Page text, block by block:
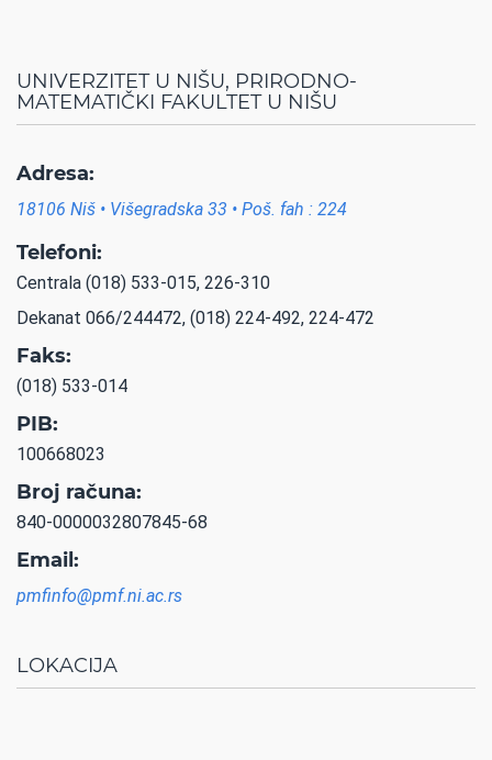
UNIVERZITET U NIŠU, PRIRODNO-
MATEMATIČKI FAKULTET U NIŠU
Adresa:
18106 Niš • Višegradska 33 • Poš. fah : 224
Telefoni:
Centrala (018) 533-015, 226-310
Dekanat 066/244472, (018) 224-492, 224-472
Faks:
(018) 533-014
PIB:
100668023
Broj računa:
840-0000032807845-68
Email:
pmfinfo@pmf.ni.ac.rs
LOKACIJA